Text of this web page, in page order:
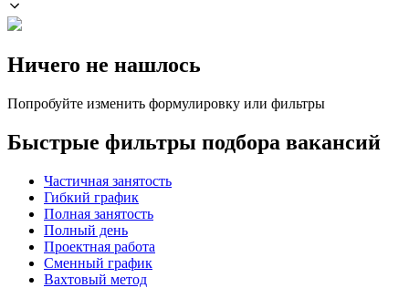
Ничего не нашлось
Попробуйте изменить формулировку или фильтры
Быстрые фильтры подбора вакансий
Частичная занятость
Гибкий график
Полная занятость
Полный день
Проектная работа
Сменный график
Вахтовый метод